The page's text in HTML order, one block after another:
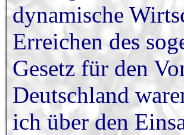
dynamische
Erreichen des
Gesetz für den
Deutschland
ich über den